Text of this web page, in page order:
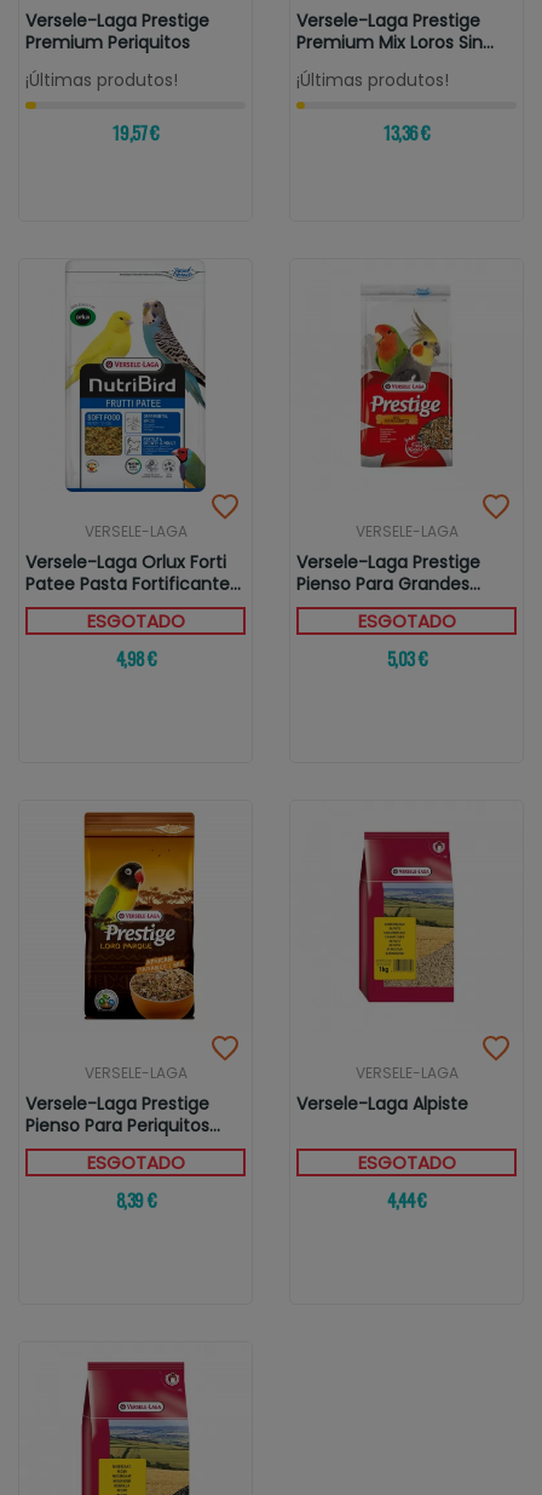
Versele-Laga Prestige
Premium Periquitos
¡Últimas produtos!
19,57 €
Versele-Laga Prestige
Premium Mix Loros Sin
Nueces
¡Últimas produtos!
13,36 €
VERSELE-LAGA
Versele-Laga Orlux Forti
Patee Pasta Fortificante...
ESGOTADO
4,98 €
VERSELE-LAGA
Versele-Laga Prestige
Pienso Para Grandes
Periquitos
ESGOTADO
5,03 €
VERSELE-LAGA
Versele-Laga Prestige
Pienso Para Periquitos
Africanos
ESGOTADO
8,39 €
VERSELE-LAGA
Versele-Laga Alpiste
ESGOTADO
4,44 €